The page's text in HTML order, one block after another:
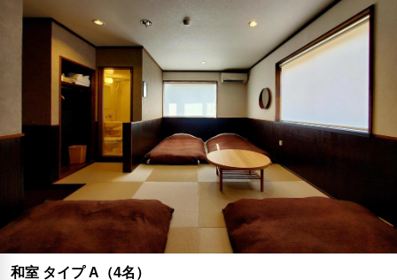
和室 タイプ A（4名）